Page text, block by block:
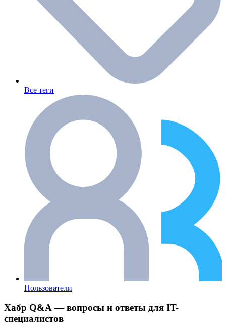
Все теги
Пользователи
Хабр Q&A — вопросы и ответы для IT-
специалистов